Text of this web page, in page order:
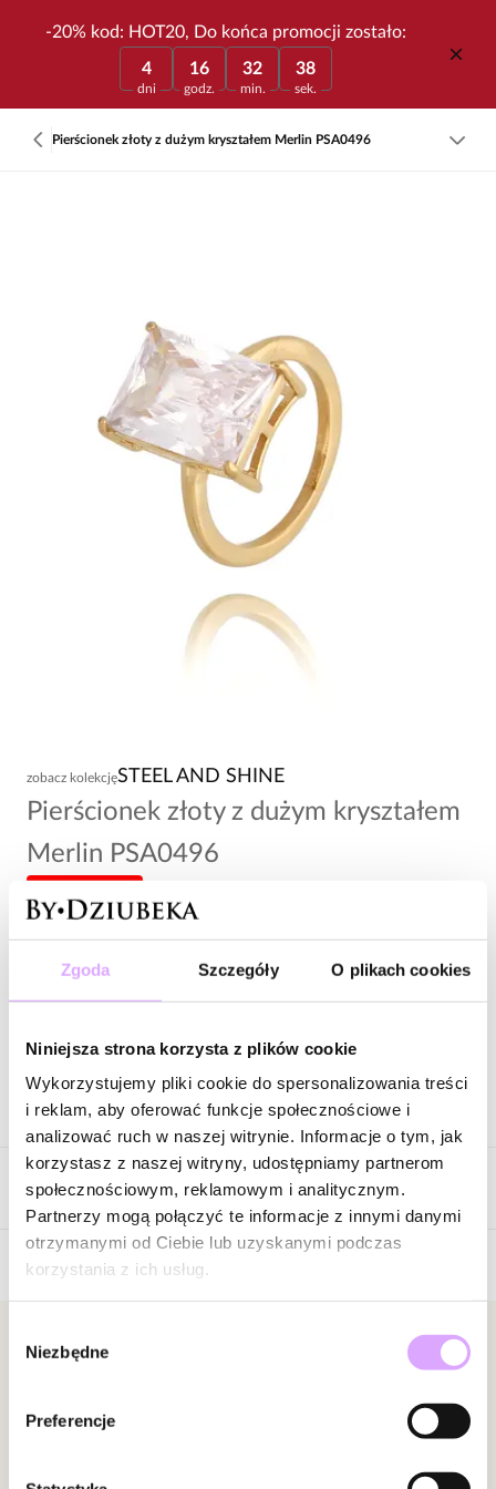
Zgoda Szczegóły O plikach cookies
Niniejsza strona korzysta z plików cookie
Wykorzystujemy pliki cookie do spersonalizowania treści
i reklam, aby oferować funkcje społecznościowe i
analizować ruch w naszej witrynie. Informacje o tym, jak
korzystasz z naszej witryny, udostępniamy partnerom
społecznościowym, reklamowym i analitycznym.
Partnerzy mogą połączyć te informacje z innymi danymi
otrzymanymi od Ciebie lub uzyskanymi podczas
korzystania z ich usług.
zgody
Niezbędne
Preferencje
-20% kod: HOT20, Do końca promocji zostało:
4
dni
16
godz.
32
min.
38
sek.
Pierścionek złoty z dużym kryształem Merlin PSA0496
zobacz kolekcjęSTEEL AND SHINE
Pierścionek złoty z dużym kryształem
Merlin PSA0496
153,00 zł
Wysyłka do 2 dni roboczych
Opis produktu
Surowiec: stal szlachetna.
Kolor surowca: złoty.
Kolor cyrkonii: transparentny.
Wielkość oczka: 1,10 cm x 1,50 cm.
Rozmiar: 9.
Opinie
Bądź pierwszą osobą, która podzieli się opinią o tym
Powiadomienie
Newsletter